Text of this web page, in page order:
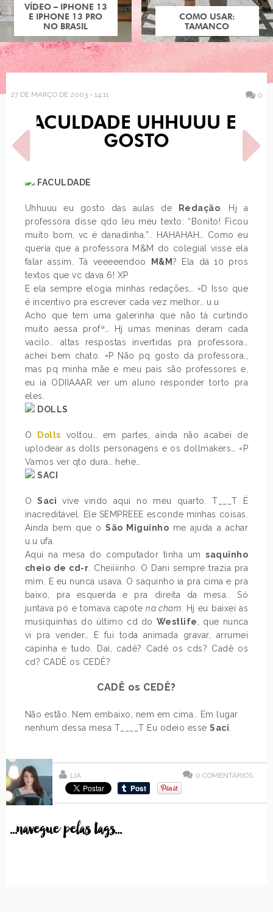
VÍDEO – IPHONE 13
E IPHONE 13 PRO
NO BRASIL
COMO USAR:
TAMANCO
27 DE MARÇO DE 2003 - 14:11 0
FACULDADE UHHUUU EU
GOSTO
FACULDADE
Uhhuuu eu gosto das aulas de Redação . Hj a
professora disse qdo leu meu texto: “Bonito! Ficou
muito bom, vc é danadinha.”.. HAHAHAH… Como eu
queria que a professora M&M do colegial visse ela
falar assim. Tá veeeeendoo
M&M? Ela dá 10 pros
textos que vc dava 6! XP
E ela sempre elogia minhas redações… =D Isso que
é incentivo pra escrever cada vez melhor.. u.u
Acho que tem uma galerinha que não tá curtindo
muito aessa profª… Hj umas meninas deram cada
vacilo.. altas respostas invertidas pra professora…
achei bem chato. =P Não pq gosto da professora.,
mas pq minha mãe e meu pais são professores e,
eu ia ODIIAAAR ver um aluno responder torto pra
eles.
DOLLS
O Dolls voltou.. em partes, ainda não acabei de
uplodear as dolls personagens e os dollmakers… =P
Vamos ver qto dura.. hehe…
SACI
OSaci vive vindo aqui no meu quarto. T___T É
inacreditável. Ele SEMPREEE esconde minhas coisas.
Ainda bem que oSão Miguinho me ajuda a achar
u.u ufa.
Aqui na mesa do computador tinha umsaquinho
cheio de cd-r . Cheiiiinho. O Dani sempre trazia pra
mim. E eu nunca usava. O saquinho ia pra cima e pra
baixo, pra esquerda e pra direita da mesa.. Só
juntava pó e tomava capotena cham . Hj eu baixei as
musiquinhas do último cd do Westlife
, que nunca
vi pra vender… E fui toda animada gravar, arrumei
capinha e tudo. Daí, cadê? Cadê os cds? Cadê os
cd? CADÊ os CEDÊ?
CADÊ os CEDÊ?
Não estão. Nem embaixo, nem em cima.. Em lugar
nenhum dessa mesa T____T Eu odeio esseSaci
LIA 0 COMENTÁRIOS
...navegue pelas tags...
POST ANTERIOR
DOLLS BAUM...O DOLLS
VOLTA
PRÓXIMO POST
SÂO LONGUINHO AAH,
ACABEI